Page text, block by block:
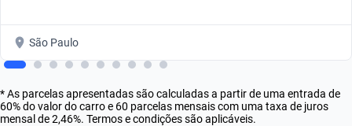
São Paulo
* As parcelas apresentadas são calculadas a partir de uma entrada de
60% do valor do carro e 60 parcelas mensais com uma taxa de juros
mensal de 2,46%. Termos e condições são aplicáveis.